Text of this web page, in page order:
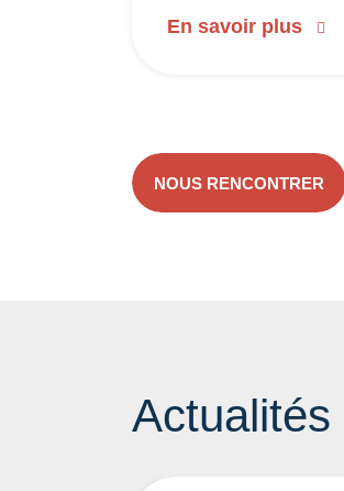
En savoir plus
NOUS RENCONTRER
Actualités